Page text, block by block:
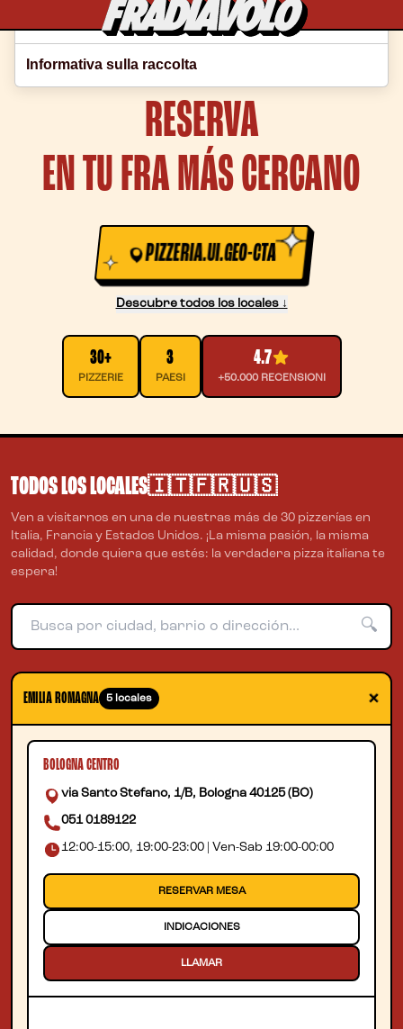
RESERVA
EN TU FRA MÁS CERCANO
PIZZERIA.UI.GEO-CTA
Descubre todos los locales ↓
30+
PIZZERIE
3
PAESI
4.7
+50.000 RECENSIONI
TODOS LOS LOCALES🇮🇹🇫🇷🇺🇸
Ven a visitarnos en una de nuestras más de 30 pizzerías en
Italia, Francia y Estados Unidos. ¡La misma pasión, la misma
calidad, donde quiera que estés: la verdadera pizza italiana te
espera!
🔍
EMILIA ROMAGNA 5 locales +
BOLOGNA CENTRO
via Santo Stefano, 1/B, Bologna 40125 (BO)
051 0189122
12:00-15:00, 19:00-23:00 | Ven-Sab 19:00-00:00
RESERVAR MESA
INDICACIONES
LLAMAR
Le tue preferenze relative alla privacy
Informativa sulla raccolta